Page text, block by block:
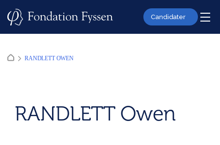
Candidater
RANDLETT OWEN
RANDLETT Owen